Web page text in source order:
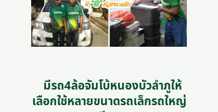
มีรถ4ล้อจัมโบ้หนองบัวลำภูให้
เลือกใช้หลายขนาดรถเล็กรถใหญ่